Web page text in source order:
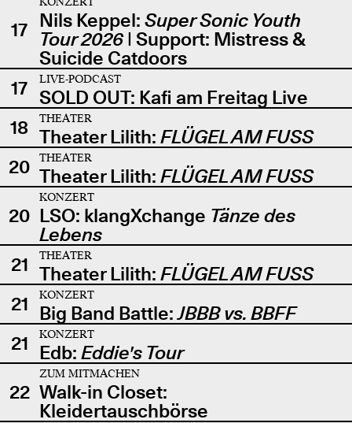
17 Nils Keppel: Super Sonic Youth
Tour 2026| Support: Mistress &
Suicide Catdoors
17
LIVE-PODCAST
SOLD OUT: Kafi am Freitag Live
18
THEATER
Theater Lilith: FLÜGEL AM FUSS
20
THEATER
Theater Lilith: FLÜGEL AM FUSS
20
KONZERT
LSO: klangXchange Tänze des
Lebens
21
THEATER
Theater Lilith: FLÜGEL AM FUSS
21
KONZERT
Big Band Battle:JBBB vs. BBFF
21
KONZERT
Edb: Eddie's Tour
22
ZUM MITMACHEN
Walk-in Closet:
Kleidertauschbörse